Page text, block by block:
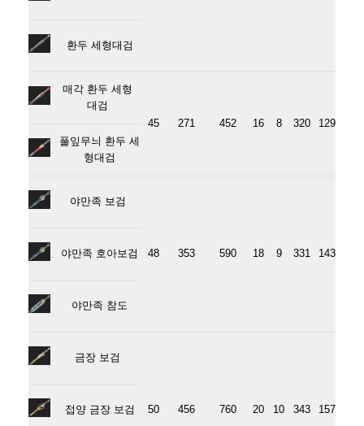
환두 세형대검
매각 환두 세형
대검
45
271 452 16 8 320
129
풀잎무늬 환두 세
형대검
야만족 보검
48 353 590 18 9 331 143
야만족 호아보검
야만족 참도
금장 보검
50 456 760 20 10 343 157
접양 금장 보검